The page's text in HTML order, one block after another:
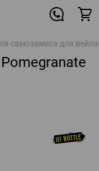
самозамеса для вейпа